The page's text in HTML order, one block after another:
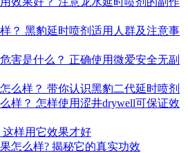
？ 黑豹延时喷剂适用人群及注意事
害是什么？ 正确使用微爱安全无副
么样？ 带你认识黑豹二代延时喷剂
样？ 怎样使用涩井drywell可保证效
样用它效果才好
怎么样? 揭秘它的真实功效